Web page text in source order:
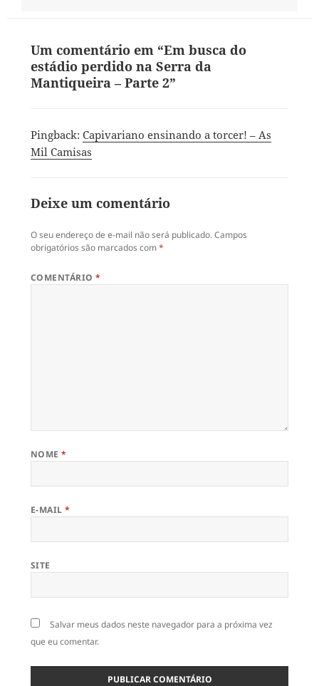
Um comentário em “Em busca do
estádio perdido na Serra da
Mantiqueira – Parte 2”
Pingback: Capivariano ensinando a torcer! – As
Mil Camisas
Deixe um comentário
O seu endereço de e-mail não será publicado.Campos
obrigatórios são marcados com*
COMENTÁRIO*
NOME*
E-MAIL*
SITE
Salvar meus dados neste navegador para a próxima vez
que eu comentar.